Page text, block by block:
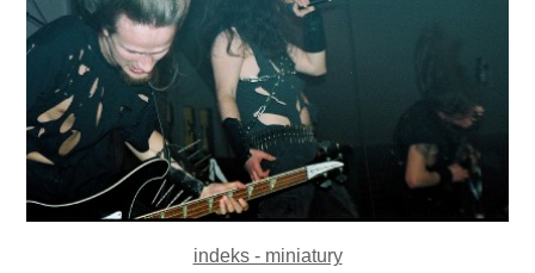
indeks - miniatury